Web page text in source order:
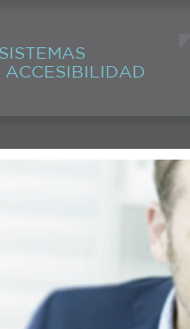
ACCESIBILIDAD